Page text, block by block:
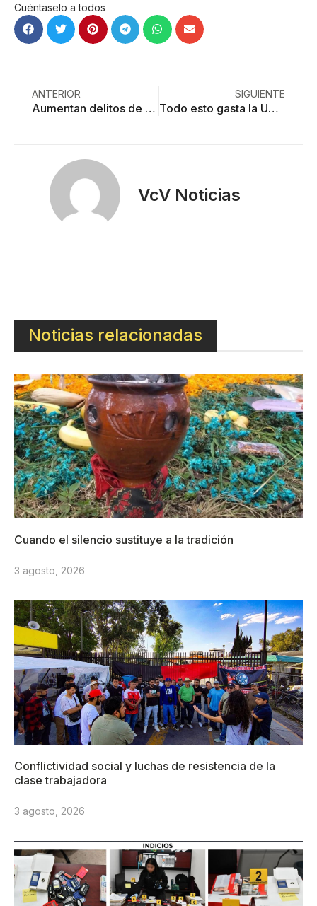
Cuéntaselo a todos
ANTERIOR
Aumentan delitos de alto impacto en el primer mes de #AMLO
SIGUIENTE
Todo esto gasta la UAEMex en servicios
VcV Noticias
Noticias relacionadas
Cuando el silencio sustituye a la tradición
3 agosto, 2026
Conflictividad social y luchas de resistencia de la
clase trabajadora
3 agosto, 2026